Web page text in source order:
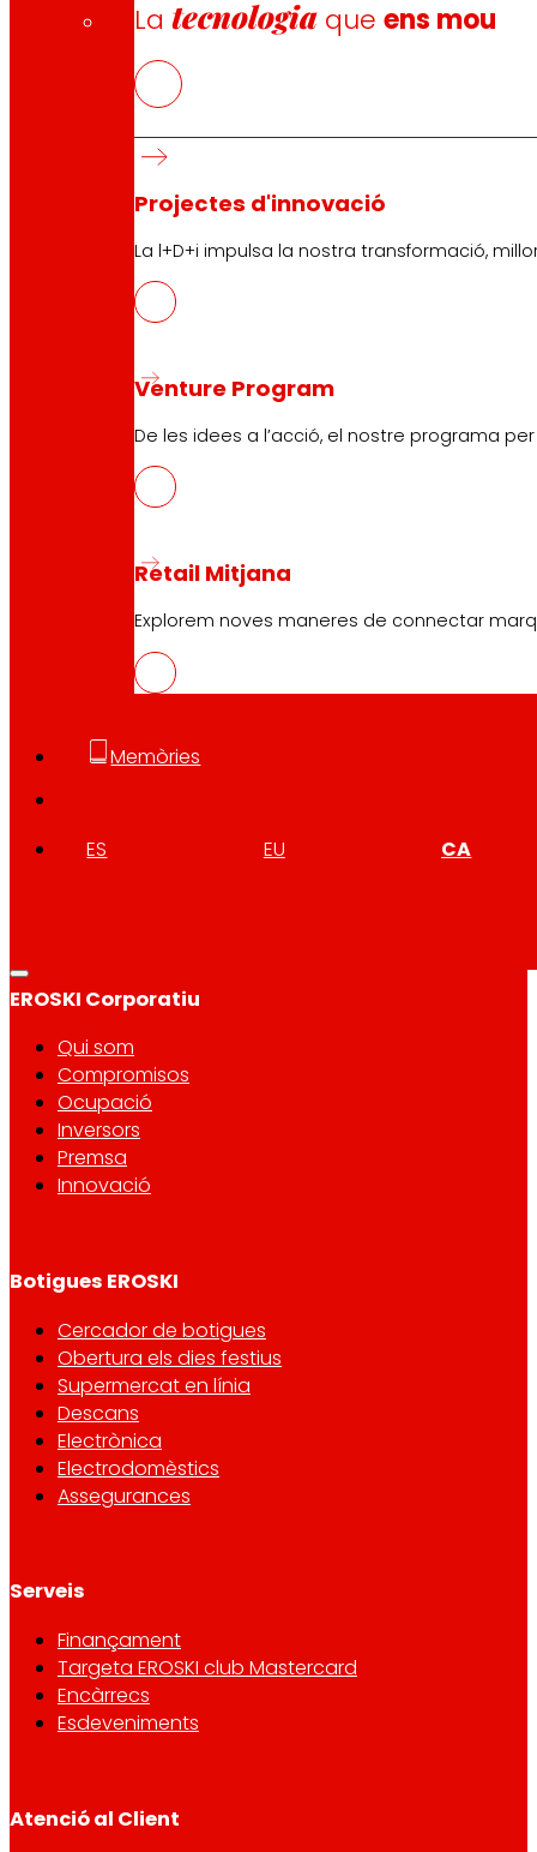
Latecnologia queens mou
Projectes d'innovació
La l+D+i impulsa la nostra transformació,
Venture Program
De les idees a l’acció, el nostre programa
Retail Mitjana
Explorem noves maneres de connectar
Memòries
ES EU CA
Segueix-nos
EROSKI Corporatiu
Qui som
Compromisos
Ocupació
Inversors
Premsa
Innovació
Botigues EROSKI
Cercador de botigues
Obertura els dies festius
Supermercat en línia
Descans
Electrònica
Electrodomèstics
Assegurances
Serveis
Finançament
Targeta EROSKI club Mastercard
Encàrrecs
Esdeveniments
Atenció al Client